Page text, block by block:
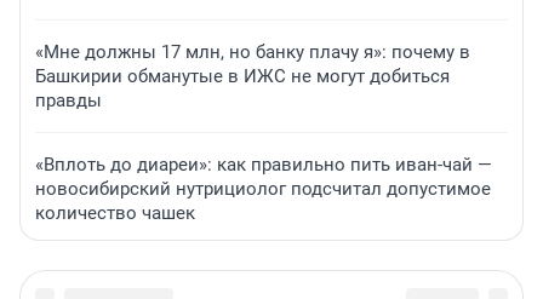
«Мне должны 17 млн, но банку плачу я»: почему в
Башкирии обманутые в ИЖС не могут добиться
правды
«Вплоть до диареи»: как правильно пить иван-чай —
новосибирский нутрициолог подсчитал допустимое
количество чашек